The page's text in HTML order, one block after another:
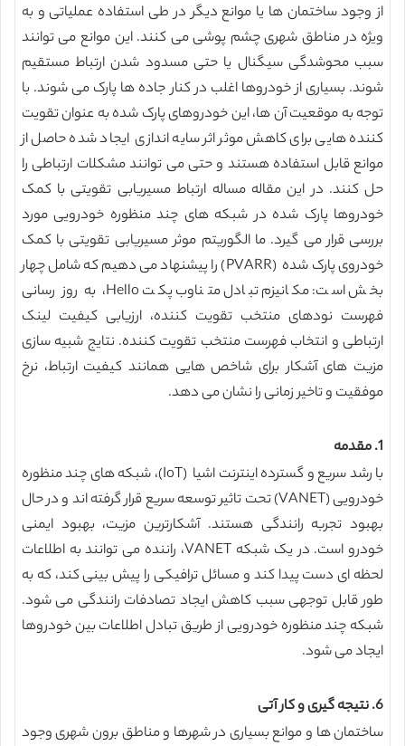
از وجود ساختمان ها یا موانع دیگر در طی استفاده عملیاتی و به
ویژه در مناطق شهری چشم پوشی می کنند. این موانع می توانند
سبب محوشدگی سیگنال یا حتی مسدود شدن ارتباط مستقیم
شوند. بسیاری از خودروها اغلب در کنار جاده ها پارک می شوند. با
توجه به موقعیت آن ها، این خودروهای پارک شده به عنوان تقویت
کننده هایی برای کاهش موثر اثر سایه اندازی ایجاد شده حاصل از
موانع قابل استفاده هستند و حتی می توانند مشکلات ارتباطی را
حل کنند. در این مقاله مساله ارتباط مسیریابی تقویتی با کمک
خودروها پارک شده در شبکه های چند منظوره خودرویی مورد
بررسی قرار می گیرد. ما الگوریتم موثر مسیریابی تقویتی با کمک
خودروی پارک شده (PVARR) را پیشنهاد می دهیم که شامل چهار
بخش است: مکانیزم تبادل متناوب پکت Hello، به روز رسانی
فهرست نودهای منتخب تقویت کننده، ارزیابی کیفیت لینک
ارتباطی و انتخاب فهرست منتخب تقویت کننده. نتایج شبیه سازی
مزیت های آشکار برای شاخص هایی همانند کیفیت ارتباط، نرخ
موفقیت و تاخیر زمانی را نشان می دهد.
1. مقدمه
با رشد سریع و گسترده اینترنت اشیا (IoT)، شبکه های چند منظوره
خودرویی (VANET) تحت تاثیر توسعه سریع قرار گرفته اند و در حال
بهبود تجربه رانندگی هستند. آشکارترین مزیت، بهبود ایمنی
خودرو است. در یک شبکه VANET، راننده می توانند به اطلاعات
لحظه ای دست پیدا کند و مسائل ترافیکی را پیش بینی کند، که به
طور قابل توجهی سبب کاهش ایجاد تصادفات رانندگی می شود.
شبکه چند منظوره خودرویی از طریق تبادل اطلاعات بین خودروها
ایجاد می شود.
6. نتیجه گیری و کار آتی
ساختمان ها و موانع بسیاری در شهرها و مناطق برون شهری وجود